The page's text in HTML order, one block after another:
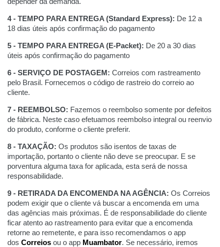
4 - TEMPO PARA ENTREGA (Standard Express): De 12 a
18 dias úteis após confirmação do pagamento
5 - TEMPO PARA ENTREGA (E-Packet): De 20 a 30 dias
úteis após confirmação do pagamento
6 - SERVIÇO DE POSTAGEM: Correios com rastreamento
pelo Brasil. Fornecemos o código de rastreio do correio ao
cliente.
7 - REEMBOLSO: Fazemos o reembolso somente por defeitos
de fábrica. Neste caso efetuamos reembolso integral ou reenvio
do produto, conforme o cliente preferir.
8 - TAXAÇÃO: Os produtos são isentos de taxas de
importação, portanto o cliente não deve se preocupar. E se
porventura alguma taxa for aplicada, esta será de nossa
responsabilidade.
9 - RETIRADA DA ENCOMENDA NA AGÊNCIA: Os Correios
podem exigir que o cliente vá buscar a encomenda em uma
das agências mais próximas. É de responsabilidade do cliente
ficar atento ao rastreamento para evitar que a encomenda
retorne ao remetente, e para isso recomendamos o app
dos Correios ou o app Muambator. Se necessário, iremos